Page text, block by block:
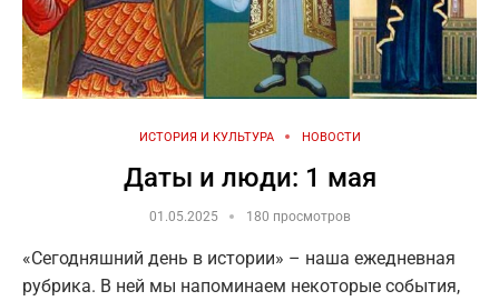
ИСТОРИЯ И КУЛЬТУРА НОВОСТИ
Даты и люди: 1 мая
01.05.2025 180 просмотров
«Сегодняшний день в истории» – наша ежедневная
рубрика. В ней мы напоминаем некоторые события,